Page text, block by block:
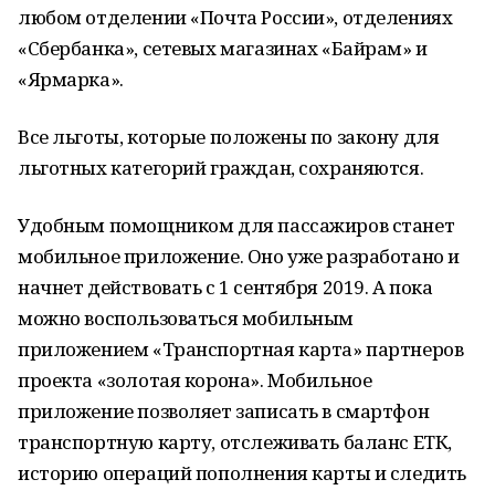
любом отделении «Почта России», отделениях
«Сбербанка», сетевых магазинах «Байрам» и
«Ярмарка».
Все льготы, которые положены по закону для
льготных категорий граждан, сохраняются.
Удобным помощником для пассажиров станет
мобильное приложение. Оно уже разработано и
начнет действовать с 1 сентября 2019. А пока
можно воспользоваться мобильным
приложением «Транспортная карта» партнеров
проекта «золотая корона». Мобильное
приложение позволяет записать в смартфон
транспортную карту, отслеживать баланс ЕТК,
историю операций пополнения карты и следить